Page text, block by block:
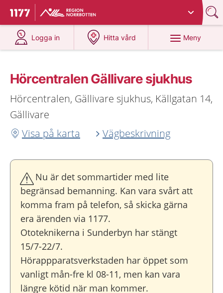
Till startsidan för 1177
Du har valt region
Logga in
på 1177.se
Hitta vård
på 1177.se
Meny
Hörcentralen Gällivare sjukhus
Hörcentralen, Gällivare sjukhus, Källgatan 14,
Gällivare
Visa på karta
Vägbeskrivning
Nu är det sommartider med lite
begränsad bemanning. Kan vara svårt att
komma fram på telefon, så skicka gärna
era ärenden via 1177.
Ototeknikerna i Sunderbyn har stängt
15/7-22/7.
Hörappparatsverkstaden har öppet som
vanligt mån-fre kl 08-11, men kan vara
längre kötid när man kommer.